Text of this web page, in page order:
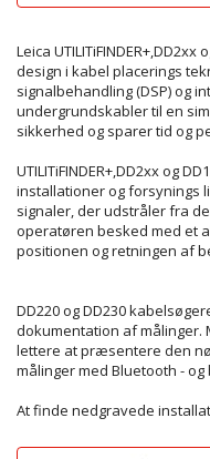
Leica
design i kabel placerings
signalbehandling (DSP) og
undergrundskabler til en
sikkerhed og sparer tid og
UTILITiFINDER+,DD2xx og
installationer og forsynings
signaler , derudstrålerfra
operatøren besked med et
positionen ogretningen af
DD220 og DD230
dokumentation af målinger.
lettere at præsentere den
målinger med Bluetooth -
At finde nedgravede